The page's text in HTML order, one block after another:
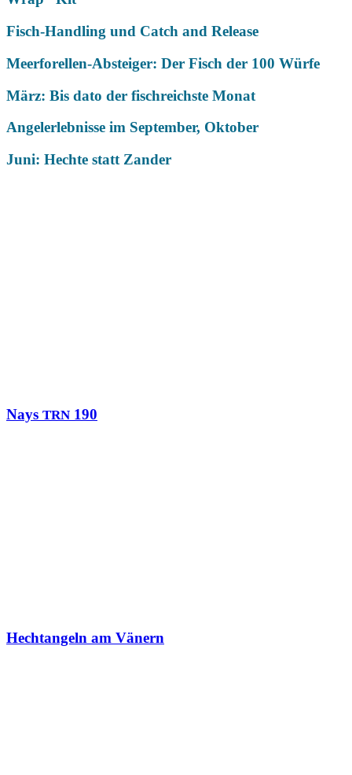
Fisch-Handling und Catch and Release
Meerforellen-Absteiger: Der Fisch der 100 Würfe
März: Bis dato der fischreichste Monat
Angelerlebnisse im September, Oktober
Juni: Hechte statt Zander
Nays TRN 190
Hechtangeln am Vänern